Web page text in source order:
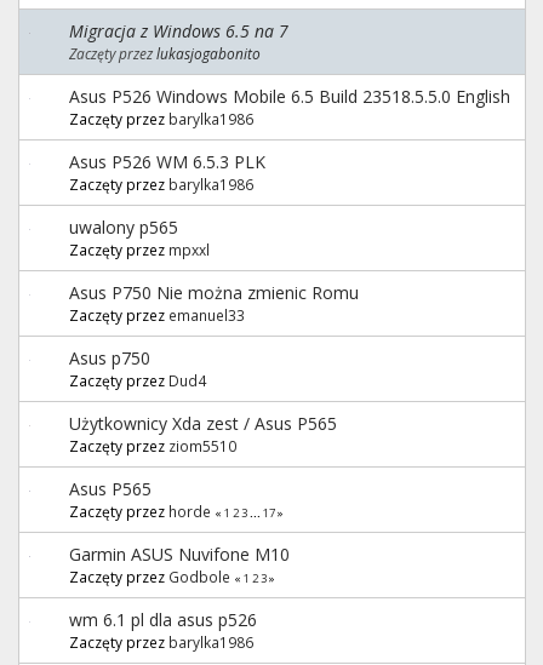
Migracja z Windows 6.5 na 7
Zaczęty przezlukasjogabonito
Asus P526 Windows Mobile 6.5 Build 23518.5.5.0 English
Zaczęty przez barylka1986
Asus P526 WM 6.5.3 PLK
Zaczęty przez barylka1986
uwalony p565
Zaczęty przez mpxxl
Asus P750 Nie można zmienic Romu
Zaczęty przez emanuel33
Asus p750
Zaczęty przez Dud4
Użytkownicy Xda zest / Asus P565
Zaczęty przez ziom5510
Asus P565
Zaczęty przez horde « 1 23... 17»
Garmin ASUS Nuvifone M10
Zaczęty przez Godbole « 1 23»
wm 6.1 pl dla asus p526
Zaczęty przez barylka1986